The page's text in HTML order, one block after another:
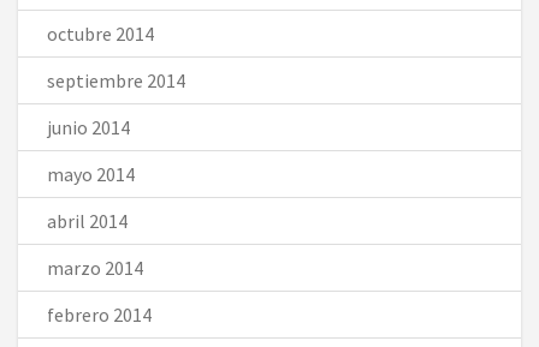
octubre 2014
septiembre 2014
junio 2014
mayo 2014
abril 2014
marzo 2014
febrero 2014